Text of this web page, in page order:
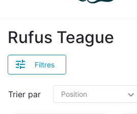
Rufus Teague
Filtres
Trier par